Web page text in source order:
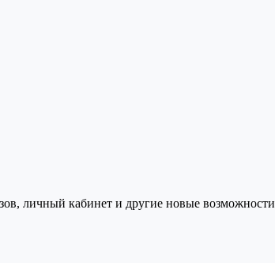
личный кабинет и другие новые возможности